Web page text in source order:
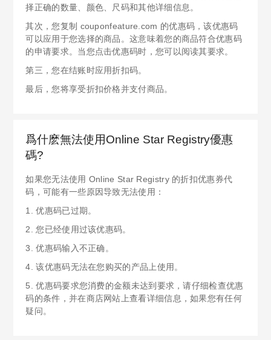
择正确的数量、颜色、尺码和其他详细信息。
其次，您复制 couponfeature.com 的优惠码，该优惠码
可以应用于您选择的商品。这意味着您的商品符合优惠码
的申请要求。当您点击优惠码时，您可以阅读其要求。
第三，您在结账时应用折扣码。
最后，您将享受折扣价格并支付商品。
爲什麽無法使用Online Star Registry優惠
碼?
如果您无法使用 Online Star Registry 的折扣优惠券代
码，可能有一些原因导致无法使用：
1. 优惠码已过期。
2. 您已经使用过该优惠码。
3. 优惠码输入不正确。
4. 该优惠码无法在您购买的产品上使用。
5. 优惠码要求您消费的金额未达到要求，请仔细检查优惠
码的条件，并在商店网站上查看详细信息，如果您有任何
疑问。